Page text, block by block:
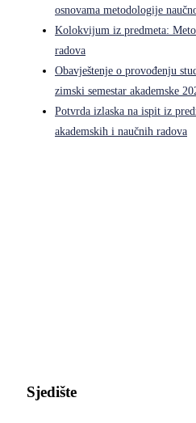
osnovama metodologije
Kolokvijum iz predmeta:
radova
Obavještenje o provođenju
zimski semestar akademske
Potvrda izlaska na ispit iz
akademskih i naučnih radova
Sjedište